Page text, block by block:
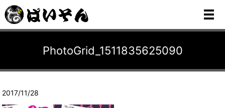
メ
PhotoGrid_1511835625090
2017/11/28